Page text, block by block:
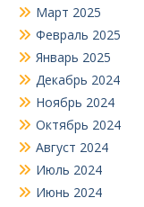
Март 2025
Февраль 2025
Январь 2025
Декабрь 2024
Ноябрь 2024
Октябрь 2024
Август 2024
Июль 2024
Июнь 2024